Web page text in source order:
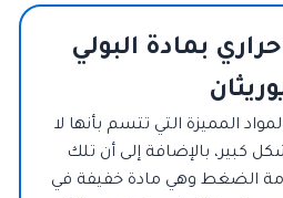
بمادة البولي
المميزة التي تتسم بأنها لا
كبير، بالإضافة إلى أن تلك
الضغط وهي مادة خفيفة في